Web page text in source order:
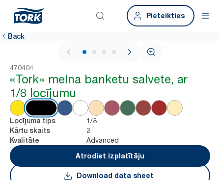
Pieteikties
Back
1 / 4
470404
«Tork» melna banketu salvete, ar
1/8 locījumu
Locījuma tips 1/8
Kārtu skaits 2
Kvalitāte
Advanced
Atrodiet izplatītāju
Download data sheet